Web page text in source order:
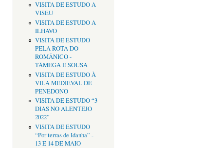
VISITA DE ESTUDO A
VISEU
VISITA DE ESTUDO A
ÍLHAVO
VISITA DE ESTUDO
PELA ROTA DO
ROMÂNICO -
TÂMEGA E SOUSA
VISITA DE ESTUDO À
VILA MEDIEVAL DE
PENEDONO
VISITA DE ESTUDO “3
DIAS NO ALENTEJO
2022”
VISITA DE ESTUDO
“Por terras de Idanha” -
13 E 14 DE MAIO